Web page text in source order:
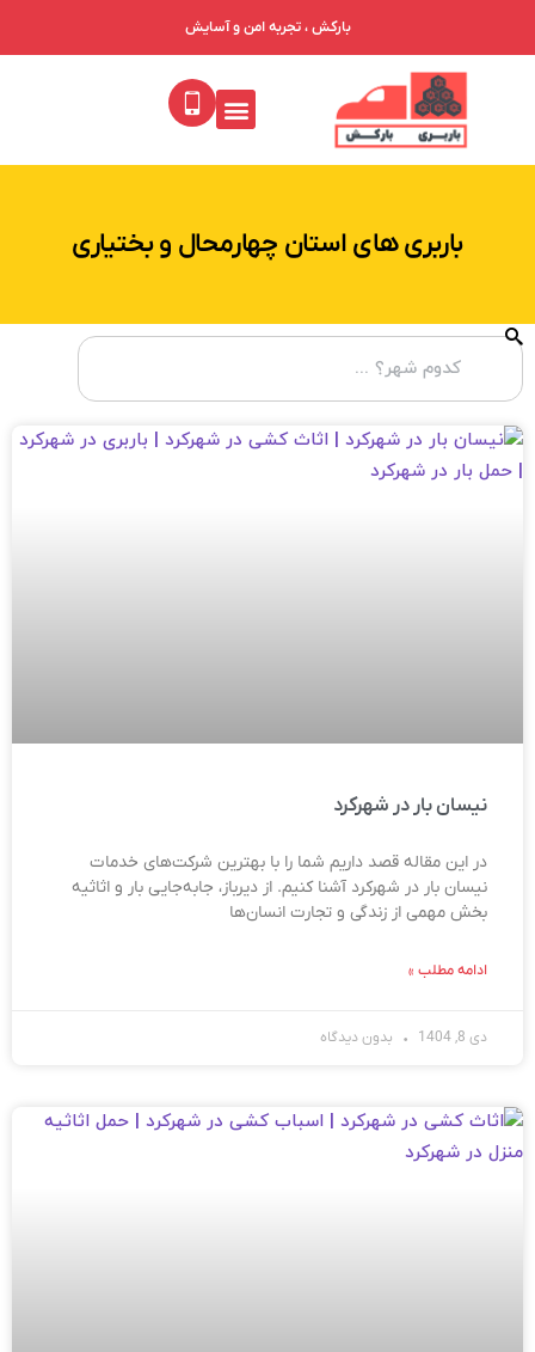
بارکش ، تجربه امن و آسایش
باربری های استان چهارمحال و بختیاری
نیسان بار در شهرکرد
در این مقاله قصد داریم شما را با بهترین شرکت‌های خدمات
نیسان بار در شهرکرد آشنا کنیم. از دیرباز، جابه‌جایی بار و اثاثیه
بخش مهمی از زندگی و تجارت انسان‌ها
ادامه مطلب »
دی 8, 1404 بدون دیدگاه